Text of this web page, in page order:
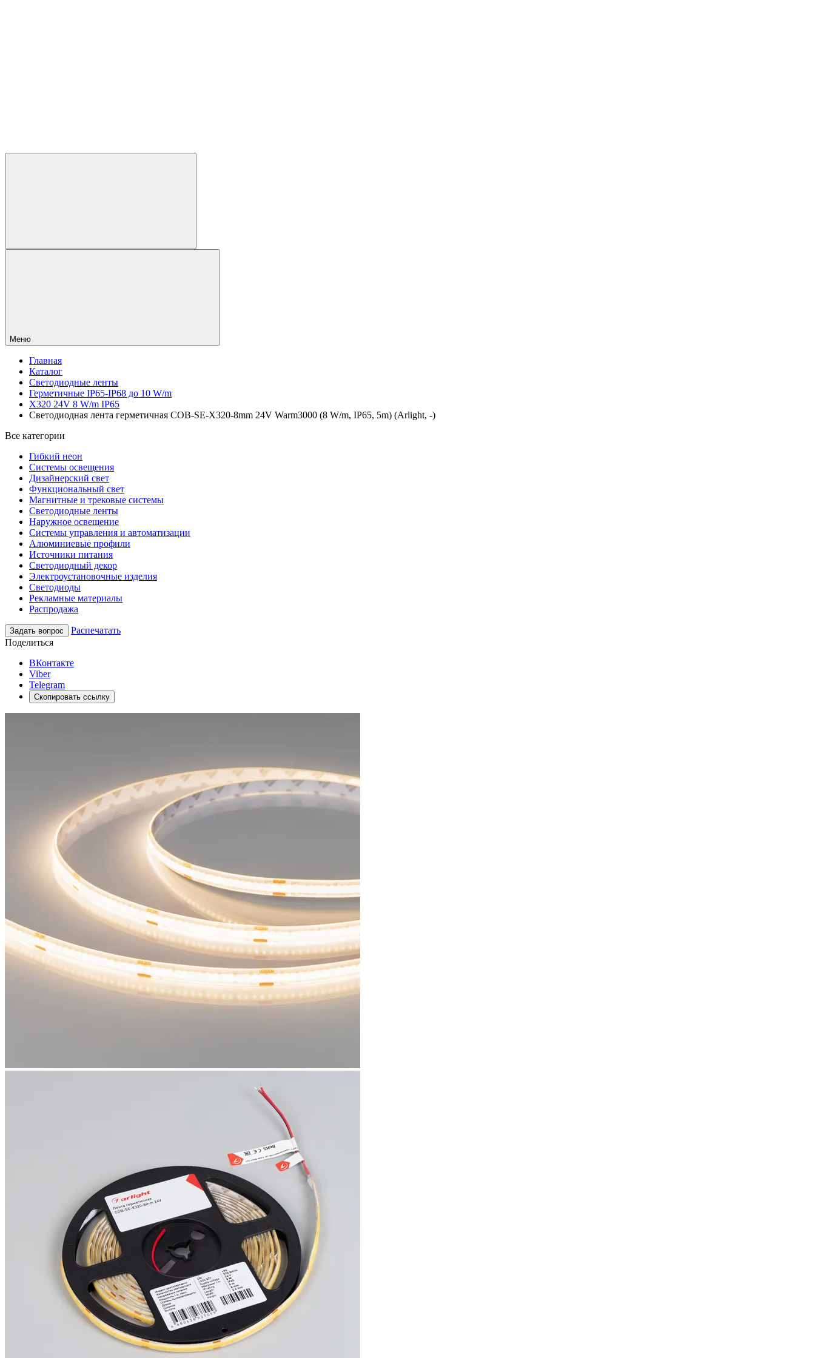
Меню
Главная
Каталог
Светодиодные ленты
Герметичные IP65-IP68 до 10 W/m
X320 24V 8 W/m IP65
Светодиодная лента герметичная COB-SE-X320-8mm 24V Warm3000 (8 W/m, IP65, 5m) (Arlight, -)
Все категории
Гибкий неон
Системы освещения
Дизайнерский свет
Функциональный свет
Магнитные и трековые системы
Светодиодные ленты
Наружное освещение
Системы управления и автоматизации
Алюминиевые профили
Источники питания
Светодиодный декор
Электроустановочные изделия
Светодиоды
Рекламные материалы
Распродажа
Задать вопрос
Распечатать
Поделиться
ВКонтакте
Viber
Telegram
Скопировать ссылку